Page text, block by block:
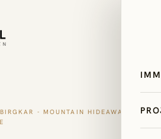
BIRGKAR - MOUNTAIN HIDEAWAY